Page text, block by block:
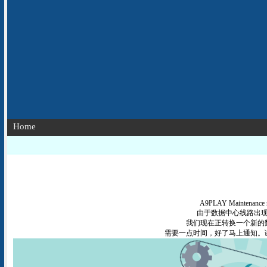
Home
A9PLAY Maintenance
由于数据中心线路出
我们现在正转换一个新的
需要一点时间，好了马上通知